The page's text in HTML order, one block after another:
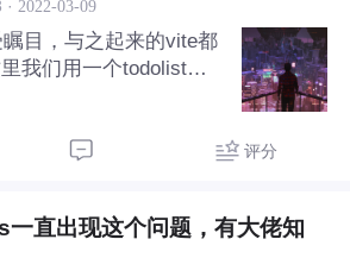
· 2022-03-09
目，与之起来的vite都
我们用一个todolist的
原文的代码和过程有一些
输入项目名 如 vue
多种框架的项目，这
评分
直出现这个问题，有大佬知